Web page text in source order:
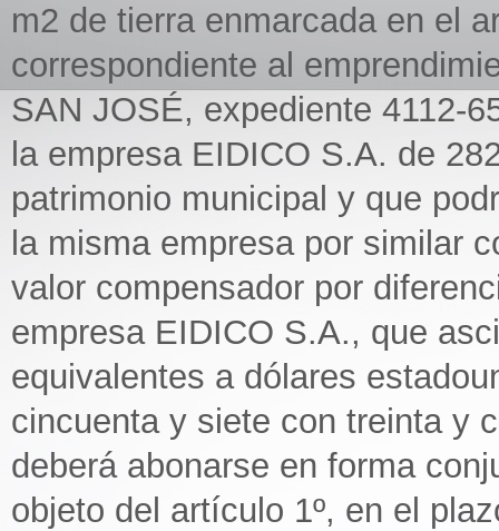
m2 de tierra enmarcada en el
correspondiente al
SAN JOSÉ, expediente 4112-
la empresa EIDICO S.A. de
patrimonio municipal y que
la misma empresa por similar
valor compensador por
empresa EIDICO S.A., que
equivalentes a dólares
cincuenta y siete con treinta y
deberá abonarse en forma
objeto del artículo 1º, en el